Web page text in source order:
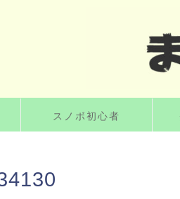
スノボ初心者